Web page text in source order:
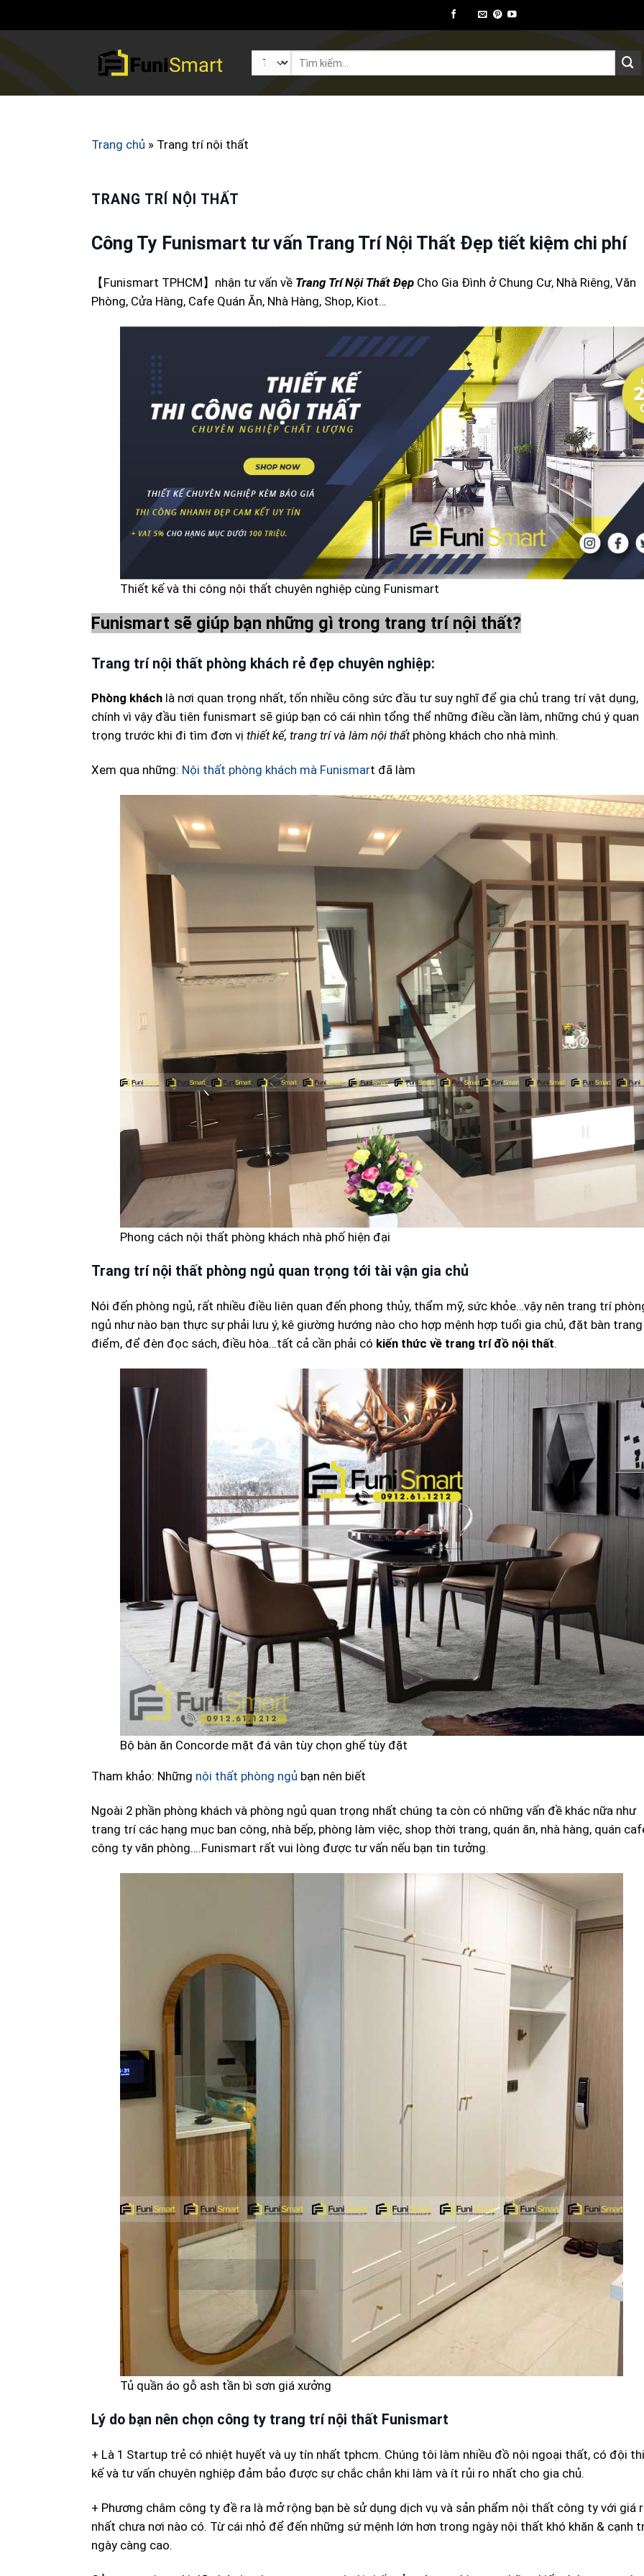
đến
Tìm
Trang chủ » Trang trí nội thất
TRANG TRÍ NỘI THẤT
Công Ty Funismart tư vấn Trang Trí Nội Thất Đẹp tiết kiệm chi phí
【Funismart TPHCM】nhận tư vấn về Trang Trí Nội Thất Đẹp Cho Gia Đình ở Chung Cư, Nhà Riêng, Văn
Phòng, Cửa Hàng, Cafe Quán Ăn, Nhà Hàng, Shop, Kiot…
Thiết kế và thi công nội thất chuyên nghiệp cùng Funismart
Funismart sẽ giúp bạn những gì trong trang trí nội thất?
Trang trí nội thất phòng khách rẻ đẹp chuyên nghiệp:
Phòng khách là nơi quan trọng nhất, tốn nhiều công sức đầu tư suy nghĩ để gia chủ trang trí vật dụng,
chính vì vậy đầu tiên funismart sẽ giúp bạn có cái nhìn tổng thể những điều cần làm, những chú ý quan
trọng trước khi đi tìm đơn vị thiết kế, trang trí và làm nội thấtphòng khách cho nhà mình.
Xem qua những: Nội thất phòng khách mà Funismart đã làm
Phong cách nội thất phòng khách nhà phố hiện đại
Trang trí nội thất phòng ngủ quan trọng tới tài vận gia chủ
Nói đến phòng ngủ, rất nhiều điều liên quan đến phong thủy, thẩm mỹ, sức khỏe…vậy nên trang trí
ngủ như nào bạn thực sự phải lưu ý, kê giường hướng nào cho hợp mệnh hợp tuổi gia chủ, đặt bàn trang
điểm, để đèn đọc sách, điều hòa…tất cả cần phải có kiến thức về trang trí đồ nội thất.
Bộ bàn ăn Concorde mặt đá vân tùy chọn ghế tùy đặt
Tham khảo: Những nội thất phòng ngủ bạn nên biết
Ngoài 2 phần phòng khách và phòng ngủ quan trọng nhất chúng ta còn có những vấn đề khác nữa như
trang trí các hạng mục ban công, nhà bếp, phòng làm việc, shop thời trang, quán ăn, nhà hàng, quán
công ty văn phòng….Funismart rất vui lòng được tư vấn nếu bạn tin tưởng.
Tủ quần áo gỗ ash tần bì sơn giá xưởng
Lý do bạn nên chọn công ty trang trí nội thất Funismart
+ Là 1 Startup trẻ có nhiệt huyết và uy tín nhất tphcm. Chúng tôi làm nhiều đồ nội ngoại thất, có đội
kế và tư vấn chuyên nghiệp đảm bảo được sự chắc chắn khi làm và ít rủi ro nhất cho gia chủ.
+ Phương châm công ty đề ra là mở rộng bạn bè sử dụng dịch vụ và sản phẩm nội thất công ty với giá
nhất chưa nơi nào có. Từ cái nhỏ để đến những sứ mệnh lớn hơn trong ngày nội thất khó khăn & cạnh
ngày càng cao.